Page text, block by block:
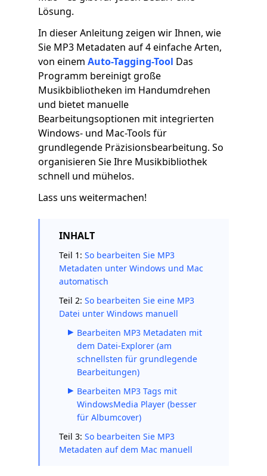
Lösung.
In dieser Anleitung zeigen wir Ihnen, wie
Sie MP3 Metadaten auf 4 einfache Arten,
von einem Auto-Tagging-Tool Das
Programm bereinigt große
Musikbibliotheken im Handumdrehen
und bietet manuelle
Bearbeitungsoptionen mit integrierten
Windows- und Mac-Tools für
grundlegende Präzisionsbearbeitung. So
organisieren Sie Ihre Musikbibliothek
schnell und mühelos.
Lass uns weitermachen!
INHALT
Teil 1: So bearbeiten Sie MP3
Metadaten unter Windows und Mac
automatisch
Teil 2: So bearbeiten Sie eine MP3
Datei unter Windows manuell
Bearbeiten MP3 Metadaten mit
dem Datei-Explorer (am
schnellsten für grundlegende
Bearbeitungen)
Bearbeiten MP3 Tags mit
WindowsMedia Player (besser
für Albumcover)
Teil 3: So bearbeiten Sie MP3
Metadaten auf dem Mac manuell